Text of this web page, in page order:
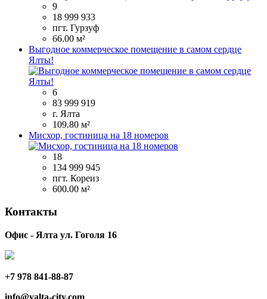
9
18 999 933
пгт. Гурзуф
66.00 м²
Выгодное коммерческое помещение в самом сердце
Ялты!
6
83 999 919
г. Ялта
109.80 м²
Мисхор, гостиница на 18 номеров
18
134 999 945
пгт. Кореиз
600.00 м²
Контакты
Офис - Ялта ул. Гоголя 16
+7 978 841-88-87
info@yalta-city.com